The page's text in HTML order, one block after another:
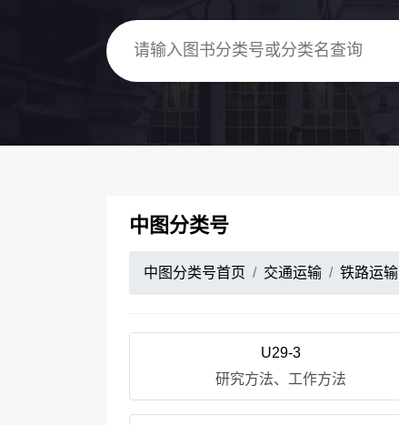
中图分类号
中图分类号首页 交通运输 铁路运输
U29-3
研究方法、工作方法